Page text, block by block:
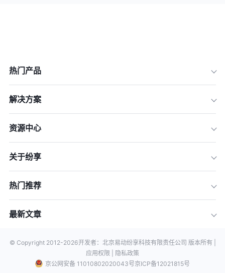
热门产品
解决方案
资源中心
关于纷享
热门推荐
最新文章
© Copyright 2012-2026开发者：北京易动纷享科技有限责任公司 版本所有 |
应用权限 |
隐私政策
京公网安备 11010802020043号京ICP备12021815号